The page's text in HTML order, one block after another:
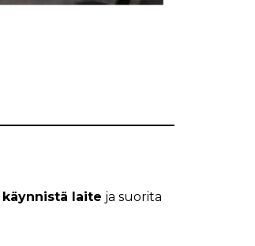
käynnistä laite ja suorita